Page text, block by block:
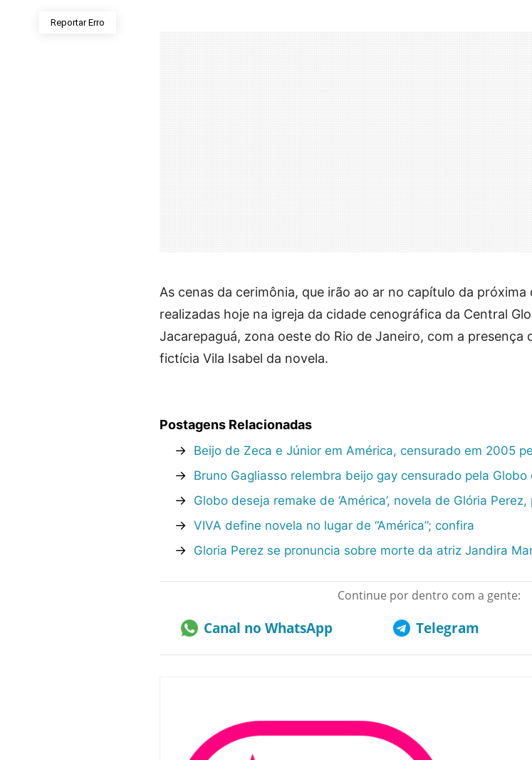
Reportar Erro
As cenas da cerimônia, que irão ao ar no capítulo da
realizadas hoje na igreja da cidade cenográfica da Central
Jacarepaguá, zona oeste do Rio de Janeiro, com a presença
fictícia Vila Isabel da novela.
Postagens Relacionadas
→ Beijo de Zeca e Júnior em América, censurado em 2005
→ Bruno Gagliasso relembra beijo gay censurado pela Globo
→ Globo deseja remake de ‘América’, novela de Glória
→ VIVA define novela no lugar de “América”; confira
→ Gloria Perez se pronuncia sobre morte da atriz Jandira
Continue por dentro com a gente:
Canal no WhatsApp Telegram